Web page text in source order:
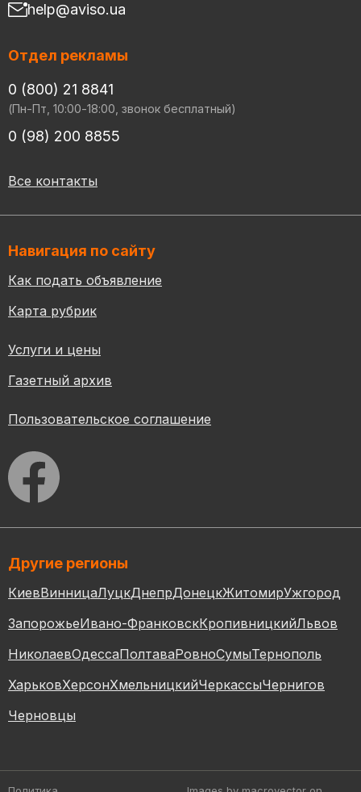
help@aviso.ua
Отдел рекламы
0 (800) 21 8841
(Пн-Пт, 10:00-18:00, звонок бесплатный)
0 (98) 200 8855
Все контакты
Навигация по сайту
Как подать объявление
Карта рубрик
Услуги и цены
Газетный архив
Пользовательское соглашение
Другие регионы
КиевВинницаЛуцкДнепрДонецкЖитомирУжгород
ЗапорожьеИвано-ФранковскКропивницкийЛьвов
НиколаевОдессаПолтаваРовноСумыТернополь
ХарьковХерсонХмельницкийЧеркассыЧернигов
Черновцы